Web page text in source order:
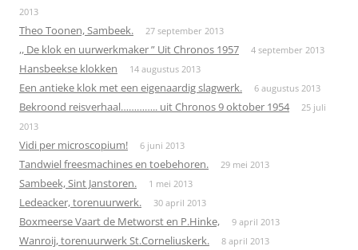
2013
Theo Toonen, Sambeek. 27 september 2013
,, De klok en uurwerkmaker ” Uit Chronos 1957 4 september 2013
Hansbeekse klokken 14 augustus 2013
Een antieke klok met een eigenaardig slagwerk. 6 augustus 2013
Bekroond reisverhaal………….. uit Chronos 9 oktober 1954
25 juli
2013
Vidi per microscopium! 6 juni 2013
Tandwiel freesmachines en toebehoren. 29 mei 2013
Sambeek, Sint Janstoren. 1 mei 2013
Ledeacker, torenuurwerk. 30 april 2013
Boxmeerse Vaart de Metworst en P.Hinke, 9 april 2013
Wanroij, torenuurwerk St.Corneliuskerk. 8 april 2013